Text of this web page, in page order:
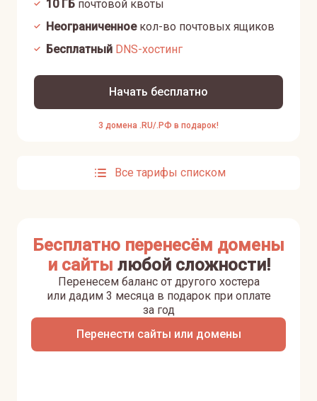
10ГБ почтовой квоты
Неограниченноекол-во почтовых ящиков
Бесплатный DNS-хостинг
Начать бесплатно
3 домена .RU/.РФ в подарок!
Все тарифы списком
Бесплатно перенесём домены
и сайты любой сложности!
Перенести сайты или домены
Перенесем баланс от другого хостера
или дадим 3 месяца в подарок при оплате
за год